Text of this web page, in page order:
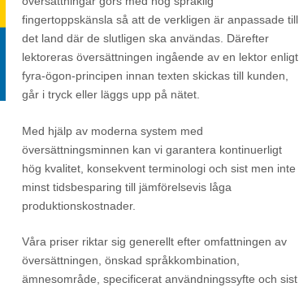
fingertoppskänsla så att de verkligen är anpassade till
det land där de slutligen ska användas. Därefter
lektoreras översättningen ingående av en lektor enligt
fyra-ögon-principen innan texten skickas till kunden,
går i tryck eller läggs upp på nätet.
Med hjälp av moderna system med
översättningsminnen kan vi garantera kontinuerligt
hög kvalitet, konsekvent terminologi och sist men inte
minst tidsbesparing till jämförelsevis låga
produktionskostnader.
Våra priser riktar sig generellt efter omfattningen av
översättningen, önskad språkkombination,
ämnesområde, specificerat användningssyfte och sist